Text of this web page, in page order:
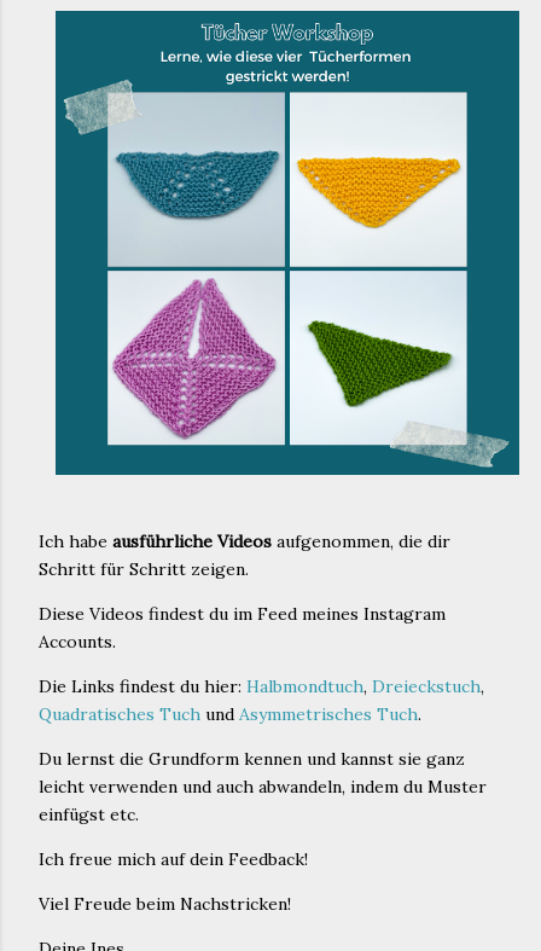
Ich habe ausführliche Videos aufgenommen, die dir
Schritt für Schritt zeigen.
Diese Videos findest du im Feed meines Instagram
Accounts.
Die Links findest du hier: Halbmondtuch, Dreieckstuch,
Quadratisches Tuch und Asymmetrisches Tuch.
Du lernst die Grundform kennen und kannst sie ganz
leicht verwenden und auch abwandeln, indem du Muster
einfügst etc.
Ich freue mich auf dein Feedback!
Viel Freude beim Nachstricken!